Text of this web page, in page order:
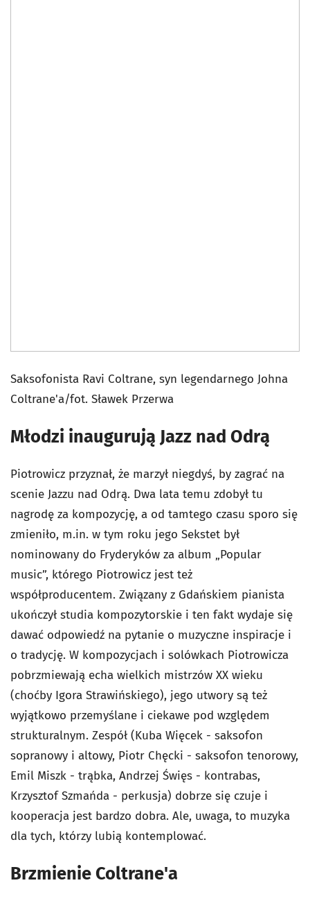
Saksofonista Ravi Coltrane, syn legendarnego Johna
Coltrane'a/fot. Sławek Przerwa
Młodzi inaugurują Jazz nad Odrą
Piotrowicz przyznał, że marzył niegdyś, by zagrać na
scenie Jazzu nad Odrą. Dwa lata temu zdobył tu
nagrodę za kompozycję, a od tamtego czasu sporo się
zmieniło, m.in. w tym roku jego Sekstet był
nominowany do Fryderyków za album „Popular
music”, którego Piotrowicz jest też
współproducentem. Związany z Gdańskiem pianista
ukończył studia kompozytorskie i ten fakt wydaje się
dawać odpowiedź na pytanie o muzyczne inspiracje i
o tradycję. W kompozycjach i solówkach Piotrowicza
pobrzmiewają echa wielkich mistrzów XX wieku
(choćby Igora Strawińskiego), jego utwory są też
wyjątkowo przemyślane i ciekawe pod względem
strukturalnym. Zespół (Kuba Więcek - saksofon
sopranowy i altowy, Piotr Chęcki - saksofon tenorowy,
Emil Miszk - trąbka, Andrzej Święs - kontrabas,
Krzysztof Szmańda - perkusja) dobrze się czuje i
kooperacja jest bardzo dobra. Ale, uwaga, to muzyka
dla tych, którzy lubią kontemplować.
Brzmienie Coltrane'a